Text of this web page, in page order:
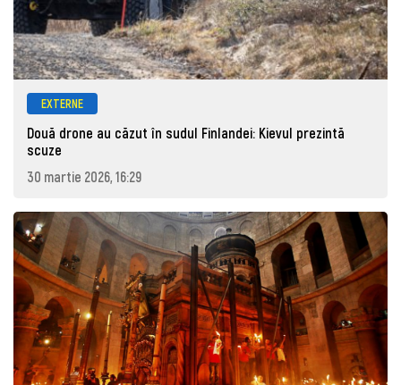
EXTERNE
Două drone au căzut în sudul Finlandei: Kievul prezintă
scuze
30 martie 2026, 16:29